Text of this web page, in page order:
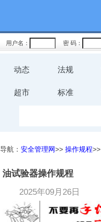
用户名： 密 码：
动态 法规
超市 标准
导航： 安全管理网>> 操作规程>>
油试验器操作规程
2025年09月26日